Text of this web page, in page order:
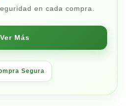
en cada compra.
Ver Más
Segura